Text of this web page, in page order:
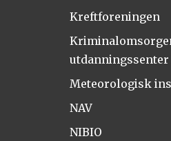
Kreftforeningen
utdanningssenter
Meteorologisk
NAV
NIBIO